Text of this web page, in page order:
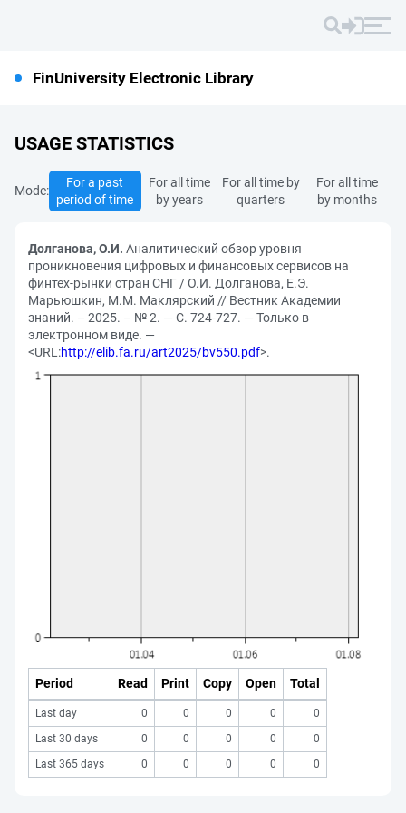
FinUniversity Electronic Library
USAGE STATISTICS
Mode:
For a past
period of time
For all time
by years
For all time by
quarters
For all time
by months
Долганова, О.И. Аналитический обзор уровня
проникновения цифровых и финансовых сервисов на
финтех-рынки стран СНГ / О.И. Долганова, Е.Э.
Марьюшкин, М.М. Маклярский // Вестник Академии
знаний. – 2025. – № 2. — С. 724-727. — Только в
электронном виде. —
<URL:http://elib.fa.ru/art2025/bv550.pdf>.
Period Read Print Copy Open Total
Last day 0 0 0 0
0
Last 30 days
0 0 0 0
0
Last 365 days
0 0 0 0 0